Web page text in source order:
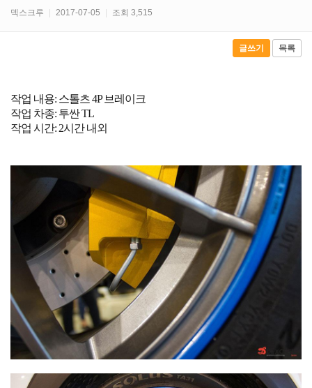
덱스크루 | 2017-07-05 | 조회 3,515
글쓰기 목록
작업 내용: 스톨츠 4P 브레이크
작업 차종: 투싼 TL
작업 시간: 2시간 내외